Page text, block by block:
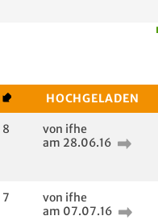
HOCHGELADEN
8
von ifhe
am 28.06.16
7
von ifhe
am 07.07.16